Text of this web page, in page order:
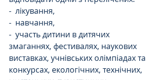
-  лікування,
-  навчання,
-  участь дитини в дитячих
змаганнях, фестивалях, наукових
виставках, учнівських олімпіадах та
конкурсах, екологічних, технічних,